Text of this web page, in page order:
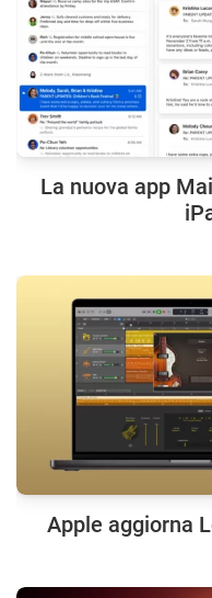
La nuova app
Apple aggiorna